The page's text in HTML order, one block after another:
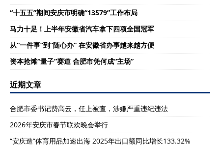
“十五五”期间安庆市明确“13579”工作布局
马力十足！上半年安徽省汽车拿下四项全国冠军
从“一件事”到“随心办” 在安徽省办事越来越方便
资本抢滩“量子”赛道 合肥市凭何成“主场”
近期文章
合肥市委书记费高云，任上被查，涉嫌严重违纪违法
2026年安庆市春节联欢晚会举行
“安庆造”体育用品加速出海 2025年出口额同比增长133.32%